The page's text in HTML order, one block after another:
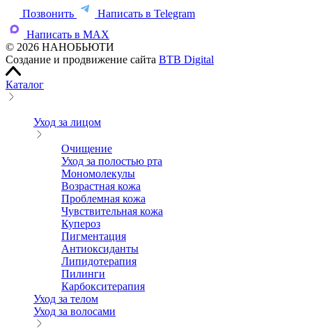
Позвонить
Написать в Telegram
Написать в MAX
© 2026 НАНОБЬЮТИ
Создание и продвижение сайта BTB Digital
Каталог
Уход за лицом
Очищение
Уход за полостью рта
Мономолекулы
Возрастная кожа
Проблемная кожа
Чувствительная кожа
Купероз
Пигментация
Антиоксиданты
Липидотерапия
Пилинги
Карбокситерапия
Уход за телом
Уход за волосами